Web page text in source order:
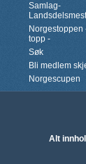
Samlag-
Norgestoppen
topp -
Søk
Bli medlem
Norgescupen
Alt